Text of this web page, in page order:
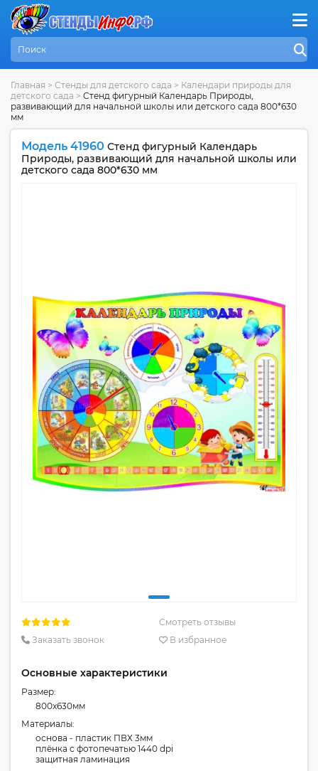
Главная > Стенды для детского сада > Календари природы для
детского сада > Стенд фигурный Календарь Природы,
развивающий для начальной школы или детского сада 800*630
мм
Модель 41960 Стенд фигурный Календарь
Природы, развивающий для начальной школы или
детского сада 800*630 мм
Смотреть отзывы
Заказать звонок
В избранное
Основные характеристики
Размер:
800x630мм
Материалы:
основа - пластик ПВХ 3мм
плёнка с фотопечатью 1440 dpi
защитная ламинация